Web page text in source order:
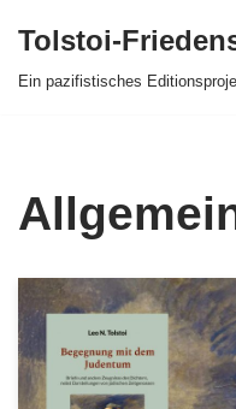
Tolstoi-
Ein pazifistisches